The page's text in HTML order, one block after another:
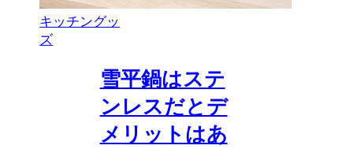
キッチングッ
ズ
雪平鍋はステ
ンレスだとデ
メリットはあ